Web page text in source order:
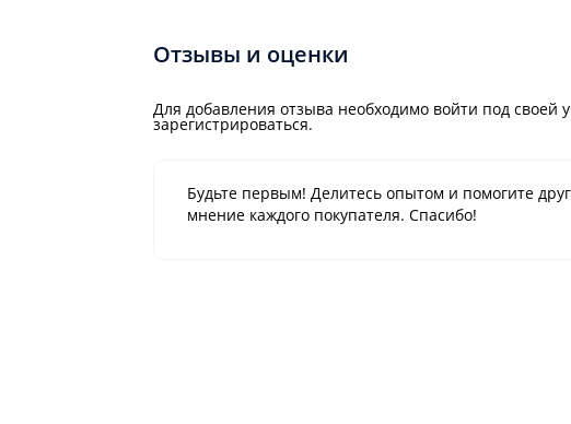
Отзывы и оценки
Для добавления отзыва необходимо войти под своей
зарегистрироваться.
Будьте первым! Делитесь опытом и помогите
мнение каждого покупателя. Спасибо!